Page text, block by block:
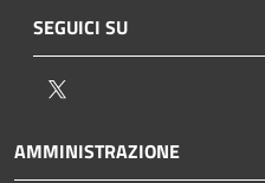
SEGUICI SU
AMMINISTRAZIONE